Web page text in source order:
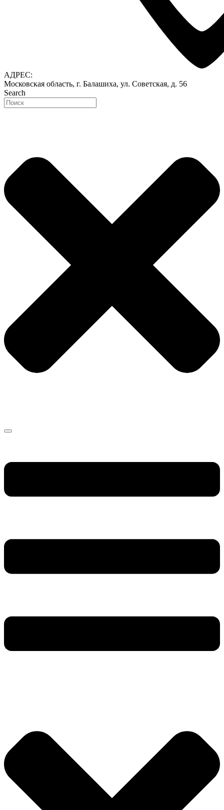
АДРЕС:
Московская область, г. Балашиха, ул. Советская, д. 56
Search